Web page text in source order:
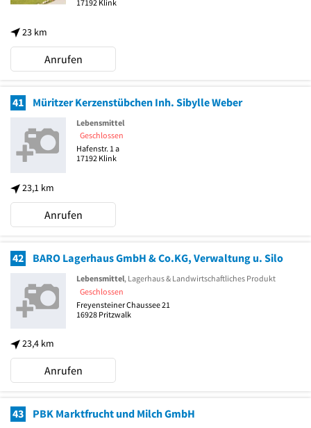
23 km
17192 Klink
Anrufen
41 Müritzer Kerzenstübchen Inh. Sibylle Weber
23,1 km
Lebensmittel
Geschlossen
Hafenstr. 1 a
17192 Klink
Anrufen
42 BARO Lagerhaus GmbH & Co.KG, Verwaltung u. Silo
23,4 km
Lebensmittel, Lagerhaus & Landwirtschaftliches Produkt
Geschlossen
Freyensteiner Chaussee 21
16928 Pritzwalk
Anrufen
43 PBK Marktfrucht und Milch GmbH